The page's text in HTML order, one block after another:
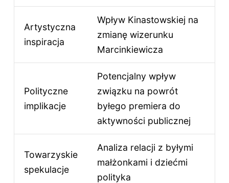
Artystyczna
inspiracja
Wpływ Kinastowskiej na
zmianę wizerunku
Marcinkiewicza
Polityczne
implikacje
Potencjalny wpływ
związku na powrót
byłego premiera do
aktywności publicznej
Towarzyskie
spekulacje
Analiza relacji z byłymi
małżonkami i dziećmi
polityka